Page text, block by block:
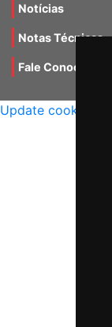
Notícias
Notas Técnicas
Fale Conocsco
Update cookies